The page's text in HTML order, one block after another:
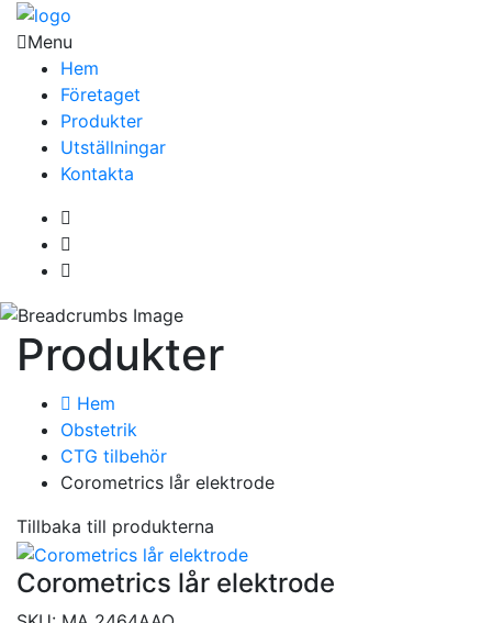
Menu
Hem
Företaget
Produkter
Utställningar
Kontakta
Produkter
Hem
Obstetrik
CTG tilbehör
Corometrics lår elektrode
Tillbaka till produkterna
Corometrics lår elektrode